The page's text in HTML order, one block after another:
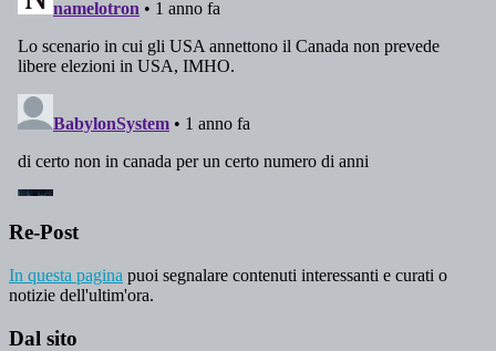
Re-Post
In questa pagina puoi segnalare contenuti interessanti e curati o
notizie dell'ultim'ora.
Dal sito